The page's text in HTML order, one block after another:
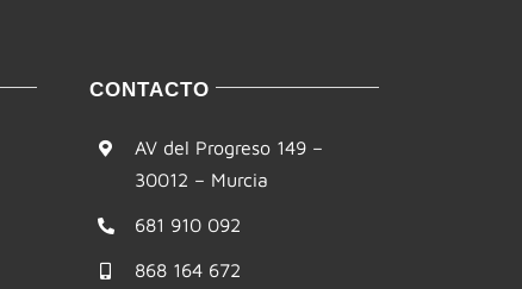
CONTACTO
AV del Progreso 149 –
30012 – Murcia
681 910 092
868 164 672